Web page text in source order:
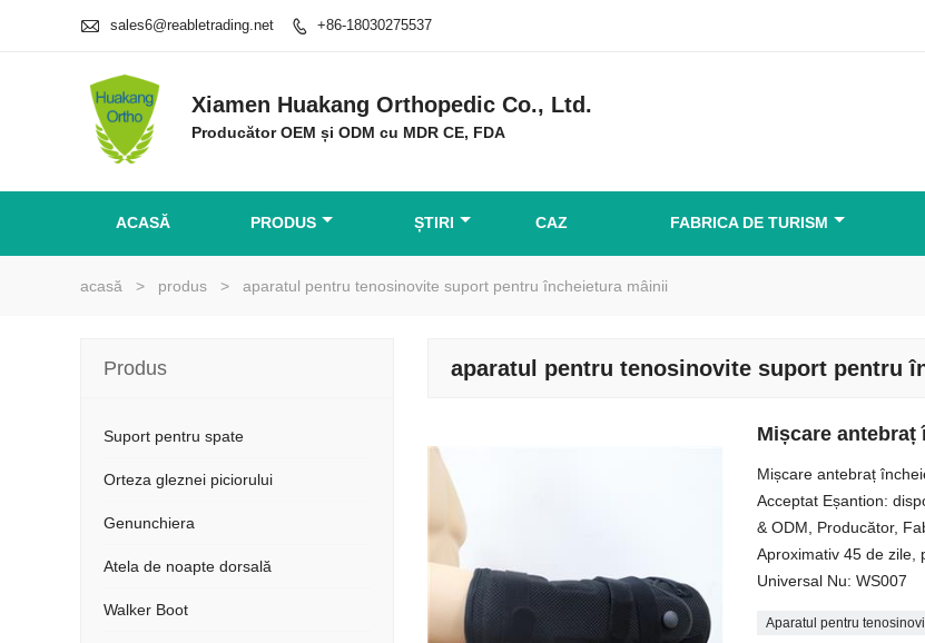
 sales6@reabletrading.net  +86-18030275537
Xiamen Huakang Orthopedic Co., Ltd.
Producător OEM și ODM cu MDR CE, FDA
ACASĂ PRODUS ȘTIRI CAZ FABRICA DE TURISM
acasă > produs > aparatul pentru tenosinovite suport pentru încheietura mâinii
aparatul pentru tenosinovite suport pentru
Mișcare antebraț
Mișcare antebraț
Acceptat Eșantion:
& ODM, Producător,
Aproximativ 45 de zile,
Universal Nu: WS007
Aparatul pentru
Produs
Suport pentru spate
Orteza gleznei piciorului
Genunchiera
Atela de noapte dorsală
Walker Boot